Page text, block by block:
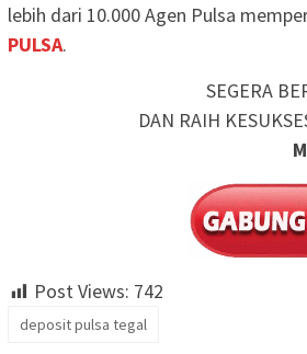
lebih dari 10.000 Agen Pulsa
PULSA.
SEGERA
DAN RAIH
Post Views: 742
deposit pulsa tegal